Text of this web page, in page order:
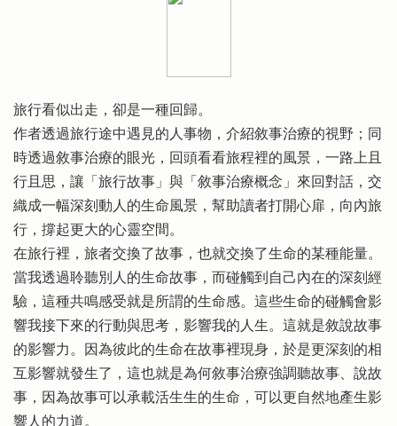
旅行看似出走，卻是一種回歸。
作者透過旅行途中遇見的人事物，介紹敘事治療的視野；同
時透過敘事治療的眼光，回頭看看旅程裡的風景，一路上且
行且思，讓「旅行故事」與「敘事治療概念」來回對話，交
織成一幅深刻動人的生命風景，幫助讀者打開心扉，向內旅
行，撐起更大的心靈空間。
在旅行裡，旅者交換了故事，也就交換了生命的某種能量。
當我透過聆聽別人的生命故事，而碰觸到自己內在的深刻經
驗，這種共鳴感受就是所謂的生命感。這些生命的碰觸會影
響我接下來的行動與思考，影響我的人生。這就是敘說故事
的影響力。因為彼此的生命在故事裡現身，於是更深刻的相
互影響就發生了，這也就是為何敘事治療強調聽故事、說故
事，因為故事可以承載活生生的生命，可以更自然地產生影
響人的力道。